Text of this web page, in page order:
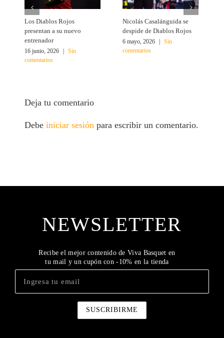
Los Diablos Rojos
presentan a su nuevo
entrenador
16 junio, 2026 |
Sin
comentarios
Nicolás Casalánguida se
despide de Diablos Rojos
6 mayo, 2026 |
Sin
comentarios
Deja tu comentario
Debeiniciar sesiónpara escribir un comentario.
NEWSLETTER
Recibe el mejor contenido de Viva Basquet en
tu mail y un cupón con -10% en la tienda